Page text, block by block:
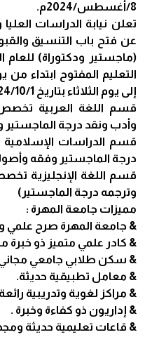
8/أغسطس/2024م.
تعلن نيابة الدراسات
عن فتح باب التنسيق
إلى يوم الثلاثاء بتاريخ 2024/10/1م على النحو الآتي:
قسم اللغة العربية
وأدب ونقد درجة الماجستير
قسم الدراسات
درجة الماجستير وفقه
قسم اللغة الإنجليزية
وترجمه درجة الماجستير)
مميزات جامعة المهرة :
& جامعة المهرة صرح علمي
& كادر علمي متميز ذو خبرة
& سكن طلابي جامعي
& معامل تطبيقية حديثة.
& مراكز لغوية وتدريبية
& إداريون ذو كفاءة وخبرة .
& قاعات تعليمية حديثة